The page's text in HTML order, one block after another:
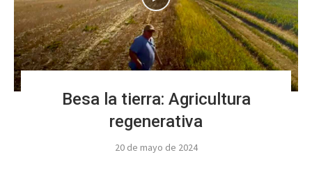
Besa la tierra: Agricultura
regenerativa
20 de mayo de 2024